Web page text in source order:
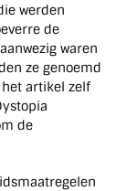
werden
de
waren
ze genoemd
artikel zelf
de